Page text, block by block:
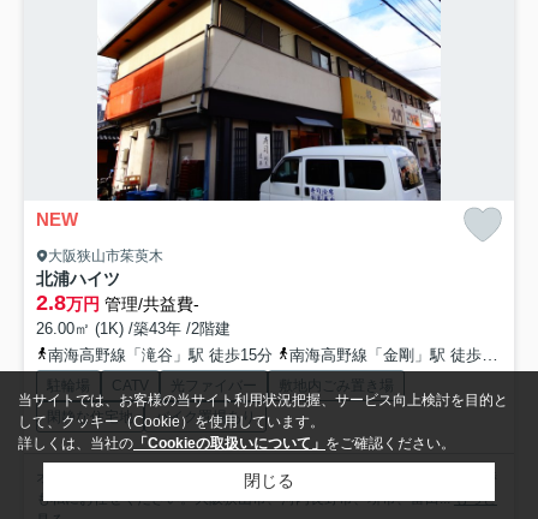
NEW
大阪狭山市茱萸木
北浦ハイツ
2.8万円 管理/共益費-
26.00㎡ (1K) /築43年 /2階建
南海高野線「滝谷」駅 徒歩15分
南海高野線「金剛」駅 徒歩19分
駐輪場 CATV 光ファイバー
敷地内ごみ置き場
閑静な住宅地
バイク置場あり
オススメ物件見て頂き誠にありがとうございます。家賃、礼金等の交渉
も私にお任せください。大阪狭山市、河内長野市、堺市、富田...もっと
当サイトでは、お客様の当サイト利用状況把握、サービス向上検討を目的と
して、クッキー（Cookie）を使用しています。
詳しくは、当社の 「Cookieの取扱いについて」 をご確認ください。
閉じる